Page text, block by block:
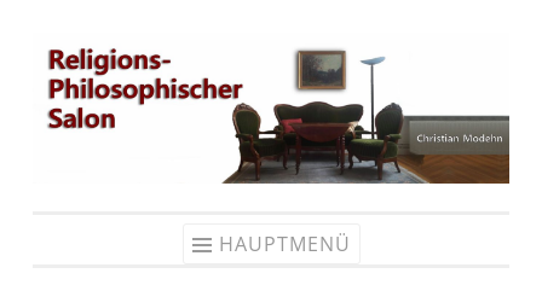
Zum
Inhalt
springen
HAUPTMENÜ